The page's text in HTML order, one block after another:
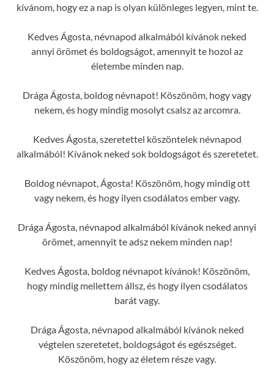
kívánom, hogy ez a nap is olyan különleges legyen, mint te.
Kedves Ágosta, névnapod alkalmából kívánok neked
annyi örömet és boldogságot, amennyit te hozol az
életembe minden nap.
Drága Ágosta, boldog névnapot! Köszönöm, hogy vagy
nekem, és hogy mindig mosolyt csalsz az arcomra.
Kedves Ágosta, szeretettel köszöntelek névnapod
alkalmából! Kívánok neked sok boldogságot és szeretetet.
Boldog névnapot, Ágosta! Köszönöm, hogy mindig ott
vagy nekem, és hogy ilyen csodálatos ember vagy.
Drága Ágosta, névnapod alkalmából kívánok neked annyi
örömet, amennyit te adsz nekem minden nap!
Kedves Ágosta, boldog névnapot kívánok! Köszönöm,
hogy mindig mellettem állsz, és hogy ilyen csodálatos
barát vagy.
Drága Ágosta, névnapod alkalmából kívánok neked
végtelen szeretetet, boldogságot és egészséget.
Köszönöm, hogy az életem része vagy.